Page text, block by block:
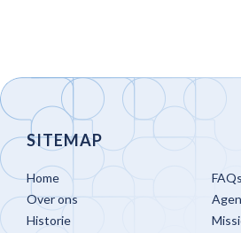
SITEMAP
Home
Over ons
Historie
FAQs